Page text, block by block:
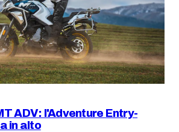
ADV: l'Adventure Entry-
in alto